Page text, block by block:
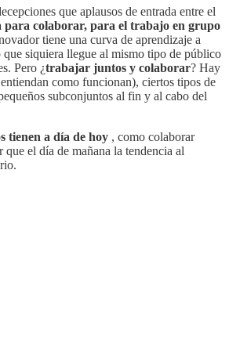
que aplausos de entrada entre el
para colaborar, para el trabajo en grupo
tiene una curva de aprendizaje a
siquiera llegue al mismo tipo de público
Pero ¿trabajar juntos y colaborar? Hay
como funcionan), ciertos tipos de
subconjuntos al fin y al cabo del
tienen a día de hoy , como colaborar
el día de mañana la tendencia al